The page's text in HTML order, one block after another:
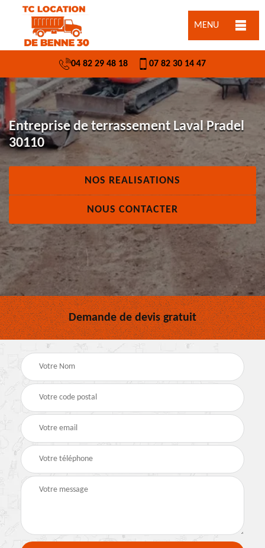
MENU
04 82 29 48 18 07 82 30 14 47
Entreprise de terrassement Laval Pradel
30110
NOS REALISATIONS
NOUS CONTACTER
Demande de devis gratuit